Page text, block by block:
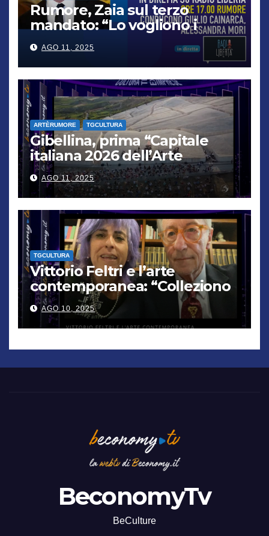
Rumore, Zaia sul terzo
mandato: “Lo vogliono i
cittadini, chi non lo capisce
verrà punito”
AGO 11, 2025
ARTÈRUMORE TGCULTURA
Gibellina, prima “Capitale
italiana 2026 dell’Arte
contemporanea”
AGO 11, 2025
TGCULTURA
Vittorio Feltri e l’arte
contemporanea: “Colleziono
De Chirico. Cattelan? Un
genio”
AGO 10, 2025
BeconomyTv
BeCulture